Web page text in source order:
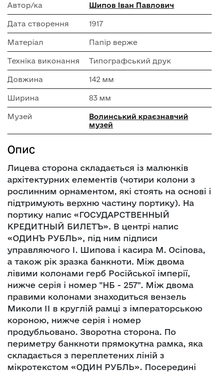
Автор/ка Шипов Іван Павлович
Дата створення 1917
Матеріал Папір верже
Техніка виконання Типографський друк
Довжина 142 мм
Ширина 83 мм
Музей
Волинський краєзнавчий
музей
Опис
Лицева сторона складається із малюнків
архітектурних елементів (чотири колони з
рослинним орнаментом, які стоять на основі і
підтримують верхню частину портику). На
портику напис «ГОСУДАРСТВЕННЫЙ
КРЕДИТНЫЙ БИЛЕТЪ». В центрі напис
«ОДИНЪ РУБЛЬ», під ним підписи
управляючого І. Шипова і касира М. Осіпова,
а також рік зразка банкноти. Між двома
лівими колонами герб Російської імперії,
нижче серія і номер "НБ - 257". Між двома
правими колонами знаходиться вензель
Миколи ІІ в круглій рамці з імператорською
короною, нижче серія і номер
продубльовано. Зворотна сторона. По
периметру банкноти прямокутна рамка, яка
складається з переплетених ліній з
мікротекстом «ОДИН РУБЛЬ». Посередині